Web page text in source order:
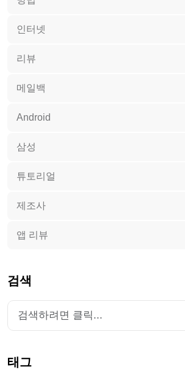
인터넷
리뷰
메일백
Android
삼성
튜토리얼
제조사
앱 리뷰
검색
태그